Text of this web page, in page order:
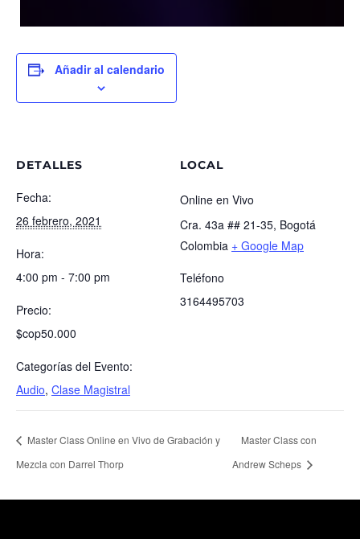
Añadir al calendario
DETALLES
Fecha:
26 febrero, 2021
Hora:
4:00 pm - 7:00 pm
Precio:
$cop50.000
Categorías del Evento:
Audio, Clase Magistral
LOCAL
Online en Vivo
Cra. 43a ## 21-35, Bogotá
Colombia + Google Map
Teléfono
3164495703
Master Class Online en Vivo de Grabación y
Mezcla con Darrel Thorp
Master Class con
Andrew Scheps